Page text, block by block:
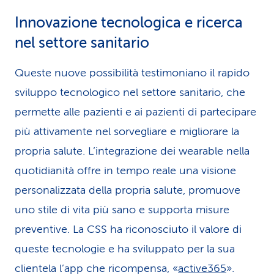
Innovazione tecnologica e ricerca
nel settore sanitario
Queste nuove possibilità testimoniano il rapido
sviluppo tecnologico nel settore sanitario, che
permette alle pazienti e ai pazienti di partecipare
più attivamente nel sorvegliare e migliorare la
propria salute. L’integrazione dei wearable nella
quotidianità offre in tempo reale una visione
personalizzata della propria salute, promuove
uno stile di vita più sano e supporta misure
preventive. La CSS ha riconosciuto il valore di
queste tecnologie e ha sviluppato per la sua
clientela l’app che ricompensa, «active365».